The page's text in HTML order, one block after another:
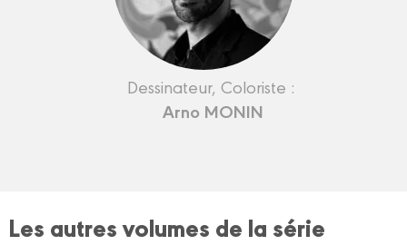
Dessinateur, Coloriste :
Arno MONIN
Les autres volumes de la série